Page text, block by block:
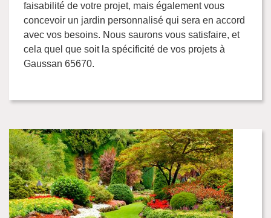
faisabilité de votre projet, mais également vous
concevoir un jardin personnalisé qui sera en accord
avec vos besoins. Nous saurons vous satisfaire, et
cela quel que soit la spécificité de vos projets à
Gaussan 65670.